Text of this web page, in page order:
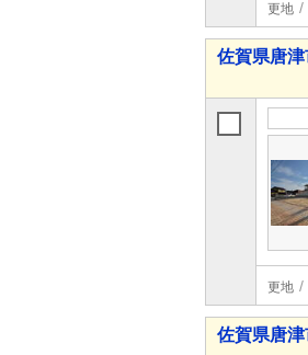
更地
佐賀県唐
更地
佐賀県唐